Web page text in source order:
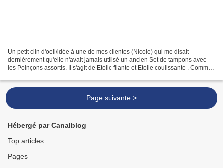
Un petit clin d'oeil/idée à une de mes clientes (Nicole) qui me disait
dernièrement qu'elle n'avait jamais utilisé un ancien Set de tampons avec
les Poinçons assortis. Il s'agit de Etoile filante et Etoile coulissante . Comme
Page suivante >
Hébergé par Canalblog
Top articles
Pages